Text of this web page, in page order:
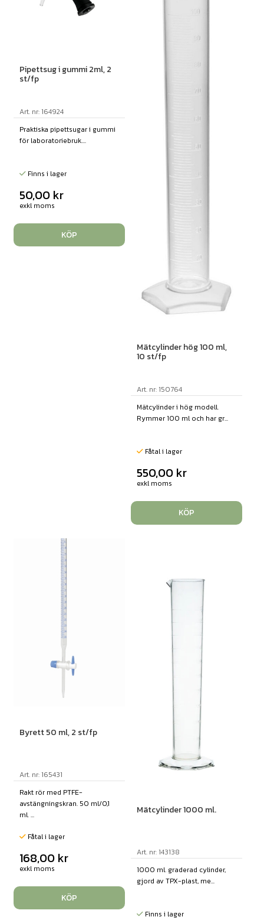
Pipettsug i gummi 2ml, 2
st/fp
Art. nr: 164924
Praktiska pipettsugar i gummi
för laboratoriebruk....
Finns i lager
50,00 kr
exkl moms
KÖP
Mätcylinder hög 100 ml,
10 st/fp
Art. nr: 150764
Mätcylinder i hög modell.
Rymmer 100 ml och har gr...
Fåtal i lager
550,00 kr
exkl moms
KÖP
Byrett 50 ml, 2 st/fp
Art. nr: 165431
Rakt rör med PTFE-
avstängningskran. 50 ml/0,1
ml. ...
Fåtal i lager
168,00 kr
exkl moms
KÖP
Mätcylinder 1000 ml.
Art. nr: 143138
1000 ml. graderad cylinder,
gjord av TPX-plast, me...
Finns i lager